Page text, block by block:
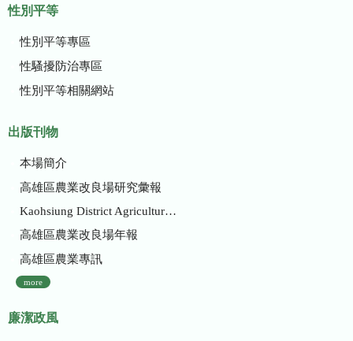
性別平等
性別平等專區
性騷擾防治專區
性別平等相關網站
出版刊物
本場簡介
高雄區農業改良場研究彙報
Kaohsiung District Agricultural Research and Extension Station
高雄區農業改良場年報
高雄區農業專訊
more
廉潔政風